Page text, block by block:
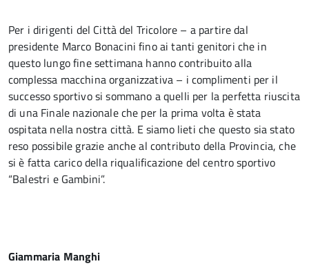
Per i dirigenti del Città del Tricolore – a partire dal
presidente Marco Bonacini fino ai tanti genitori che in
questo lungo fine settimana hanno contribuito alla
complessa macchina organizzativa – i complimenti per il
successo sportivo si sommano a quelli per la perfetta riuscita
di una Finale nazionale che per la prima volta è stata
ospitata nella nostra città. E siamo lieti che questo sia stato
reso possibile grazie anche al contributo della Provincia, che
si è fatta carico della riqualificazione del centro sportivo
“Balestri e Gambini”.
Giammaria Manghi